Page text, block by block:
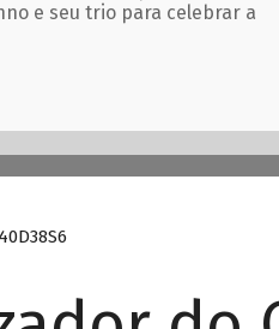
e seu trio para celebrar a